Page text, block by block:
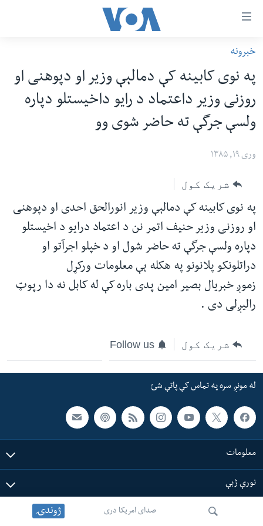
رسي
وړ
اتصالات
اصلي
عمومي
لارښود
لټون
ځای
شئ
افغانستان
سیمه
امریکا
نړۍ
ځوانان
د بیان ازادي
روغتیا
سرمقاله
له مونږ سره په تماس کې پاتې شئ
ژبې
صدای امریکا دری ژوندۍ
خبرونه
په نوی کابینه کې دمالېې وزیر او دپوهنی او
روزنی وزیر داعتماد د رایو داخیستلو دپاره
ولسې جرگې ته حاضر شوی وو
وری ۱۹, ۱۳۸۵
شریک کول
په نوی کابینه کې دمالېې وزیر انورالحق احدی او دپوهنی
او روزنی وزیر حنیف اتمر نن د اعتماد درایو د اخیستلو
دپاره ولسې جرگې ته حاضر شول او د خپلو اجرآتو او
دراتلونکو پلانونو په هکله ېې معلومات ورکړل
زموږ خبریال بصیر امین پدی باره کې له کابل نه دا رپوټ
رالیږلی دی .
شریک کول Follow us
له مونږ سره په تماس کې پاتې شئ
معلومات
نورې ژبې